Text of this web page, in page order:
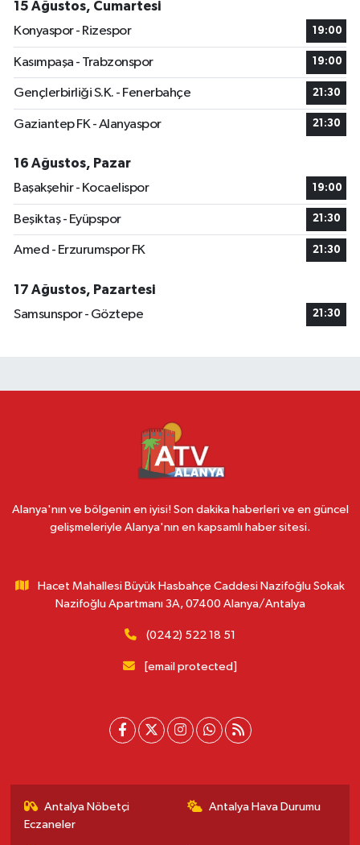
15 Ağustos, Cumartesi
Konyaspor - Rizespor
19:00
Kasımpaşa - Trabzonspor 19:00
Gençlerbirliği S.K. - Fenerbahçe 21:30
Gaziantep FK - Alanyaspor 21:30
16 Ağustos, Pazar
Başakşehir - Kocaelispor
19:00
Beşiktaş - Eyüpspor 21:30
Amed - Erzurumspor FK 21:30
17 Ağustos, Pazartesi
Samsunspor - Göztepe
21:30
Alanya'nın ve bölgenin en iyisi! Son dakika haberleri ve en güncel
gelişmeleriyle Alanya'nın en kapsamlı haber sitesi.
Hacet Mahallesi Büyük Hasbahçe Caddesi Nazifoğlu Sokak
Nazifoğlu Apartmanı 3A, 07400 Alanya/Antalya
(0242) 522 18 51
[email protected]
Antalya Nöbetçi
Eczaneler
Antalya Hava Durumu